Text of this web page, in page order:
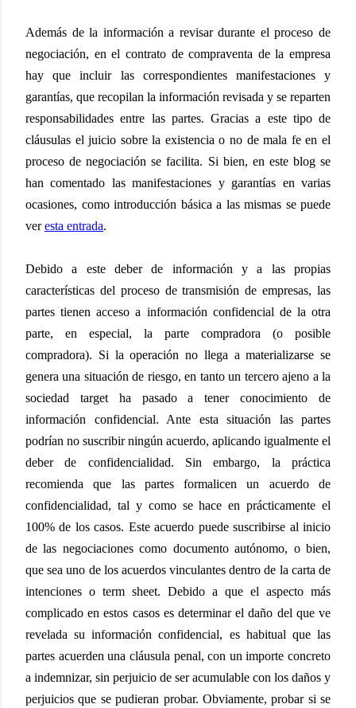
Además de la información a revisar durante el proceso de
negociación, en el contrato de compraventa de la empresa
hay que incluir las correspondientes manifestaciones y
garantías, que recopilan la información revisada y se reparten
responsabilidades entre las partes. Gracias a este tipo de
cláusulas el juicio sobre la existencia o no de mala fe en el
proceso de negociación se facilita. Si bien, en este blog se
han comentado las manifestaciones y garantías en varias
ocasiones, como introducción básica a las mismas se puede
veresta entrada.
Debido a este deber de información y a las propias
características del proceso de transmisión de empresas, las
partes tienen acceso a información confidencial de la otra
parte, en especial, la parte compradora (o posible
compradora). Si la operación no llega a materializarse se
genera una situación de riesgo, en tanto un tercero ajeno a la
sociedad target ha pasado a tener conocimiento de
información confidencial. Ante esta situación las partes
podrían no suscribir ningún acuerdo, aplicando igualmente el
deber de confidencialidad. Sin embargo, la práctica
recomienda que las partes formalicen un acuerdo de
confidencialidad, tal y como se hace en prácticamente el
100% de los casos. Este acuerdo puede suscribirse al inicio
de las negociaciones como documento autónomo, o bien,
que sea uno de los acuerdos vinculantes dentro de la carta de
intenciones o term sheet. Debido a que el aspecto más
complicado en estos casos es determinar el daño del que ve
revelada su información confidencial, es habitual que las
partes acuerden una cláusula penal, con un importe concreto
a indemnizar, sin perjuicio de ser acumulable con los daños y
perjuicios que se pudieran probar. Obviamente, probar si se